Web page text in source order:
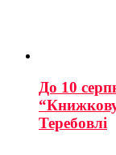
До 10
Теребовлі